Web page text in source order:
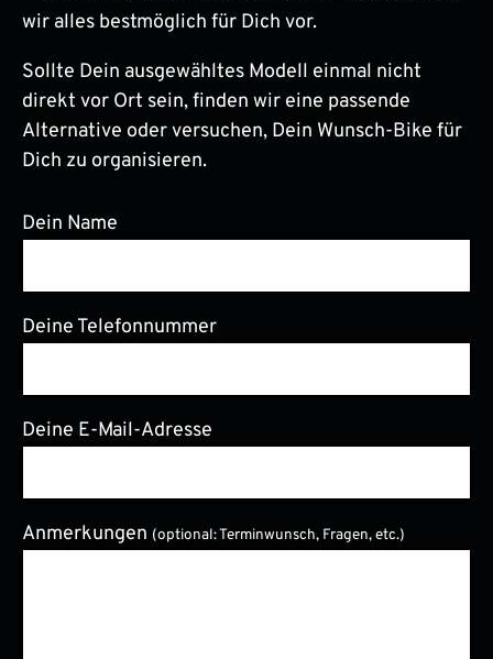
wir alles bestmöglich für Dich vor.
Sollte Dein ausgewähltes Modell einmal nicht
direkt vor Ort sein, finden wir eine passende
Alternative oder versuchen, Dein Wunsch-Bike für
Dich zu organisieren.
Dein Name
Deine Telefonnummer
Deine E-Mail-Adresse
Bitte lasse dieses Feld leer.
Anmerkungen (optional: Terminwunsch, Fragen, etc.)